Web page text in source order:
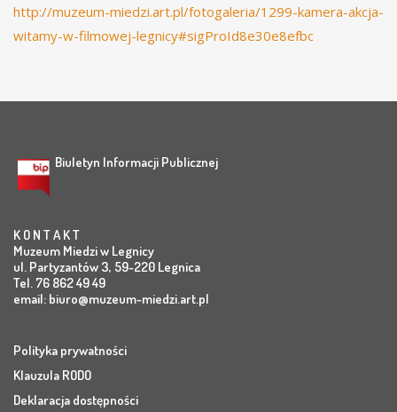
http://muzeum-miedzi.art.pl/fotogaleria/1299-kamera-akcja-
witamy-w-filmowej-legnicy#sigProId8e30e8efbc
Biuletyn Informacji Publicznej
K O N T A K T
Muzeum Miedzi w Legnicy
ul. Partyzantów 3, 59-220 Legnica
Tel. 76 862 49 49
email: biuro@muzeum-miedzi.art.pl
Polityka prywatności
Klauzula RODO
Deklaracja dostępności